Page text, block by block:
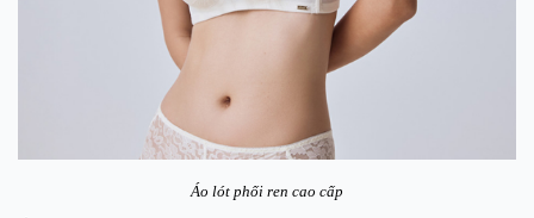
Áo lót phối ren cao cấp